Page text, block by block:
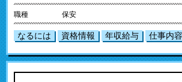
職種 保安
なるには 資格情報 年収給与 仕事内容